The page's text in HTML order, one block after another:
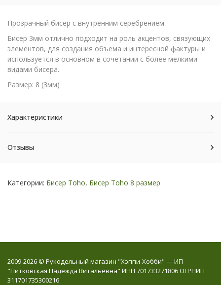
Прозрачный бисер с внутренним серебрением
Бисер 3мм отлично подходит на роль акцентов, связующих
элементов, для создания объема и интересной фактуры и
используется в основном в сочетании с более мелкими
видами бисера.
Размер: 8 (3мм)
Характеристики
Отзывы
Категории: Бисер Toho, Бисер Toho 8 размер
2009-2026 © Рукодельный магазин "Хэппи-Хобби" — ИП
"Питковская Надежда Витальевна" ИНН 701733271806 ОГРНИП
311701735300216